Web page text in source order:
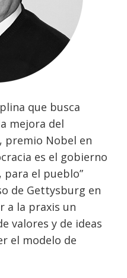
que busca
mejora del
premio Nobel en
es el gobierno
el pueblo”
de Gettysburg en
a la praxis un
valores y de ideas
el modelo de